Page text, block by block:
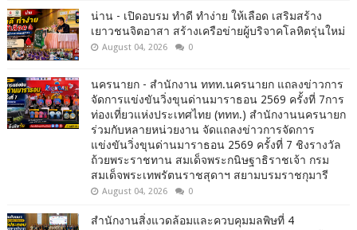
น่าน - เปิดอบรม ทำดี ทำง่าย ให้เลือด เสริมสร้าง
เยาวชนจิตอาสา สร้างเครือข่ายผู้บริจาคโลหิตรุ่นใหม่
August 04, 2026 0
นครนายก - สำนักงาน ททท.นครนายก แถลงข่าวการ
จัดการแข่งขันวิ่งขุนด่านมาราธอน 2569 ครั้งที่ 7การ
ท่องเที่ยวแห่งประเทศไทย (ททท.) สำนักงานนครนายก
ร่วมกับหลายหน่วยงาน จัดแถลงข่าวการจัดการ
แข่งขันวิ่งขุนด่านมาราธอน 2569 ครั้งที่ 7 ชิงรางวัล
ถ้วยพระราชทาน สมเด็จพระกนิษฐาธิราชเจ้า กรม
สมเด็จพระเทพรัตนราชสุดาฯ สยามบรมราชกุมารี
August 04, 2026 0
สำนักงานสิ่งแวดล้อมและควบคุมมลพิษที่ 4